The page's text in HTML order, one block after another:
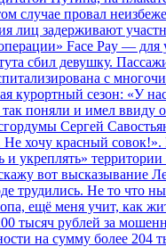
случае провал
лиц задерживают
Face Pay —
сбил девушку.
с
сезон: «У
так поняли и имел
Сергей
хочу красный
укреплять»
вот высказывание
трудились. Не то что
ещё меня учит, как
тысяч рублей за
на сумму более